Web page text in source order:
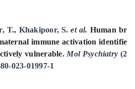
T., Khakipoor, S.et al. Human br
immune activation identifie
vulnerable. Mol Psychiatry (2
023-01997-1